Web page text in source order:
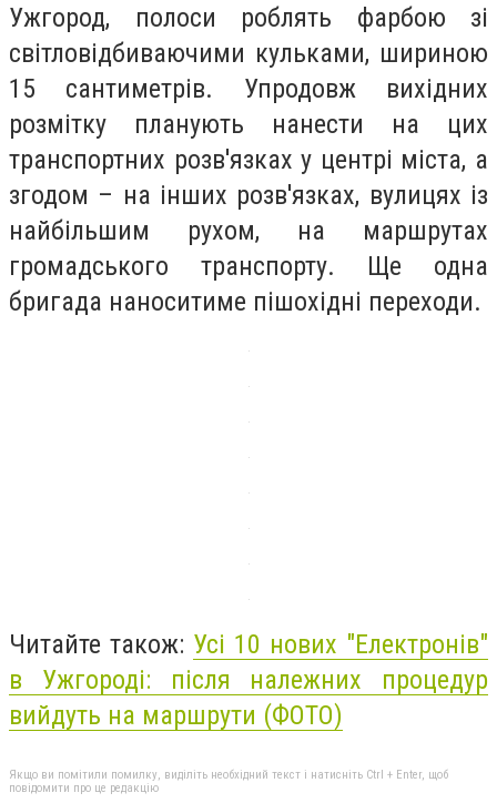
Ужгород, полоси роблять фарбою зі
світловідбиваючими кульками, шириною
15 сантиметрів. Упродовж вихідних
розмітку планують нанести на цих
транспортних розв'язках у центрі міста, а
згодом – на інших розв'язках, вулицях із
найбільшим рухом, на маршрутах
громадського транспорту. Ще одна
бригада наноситиме пішохідні переходи.
Читайте також: Усі 10 нових "Електронів"
в Ужгороді: після належних процедур
вийдуть на маршрути (ФОТО)
Якщо ви помітили помилку, виділіть необхідний текст і натисніть Ctrl + Enter, щоб
повідомити про це редакцію